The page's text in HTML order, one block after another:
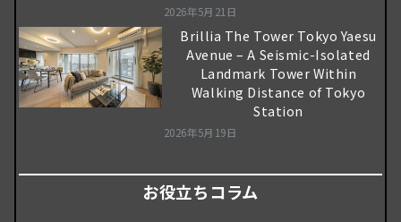
2026年5月21日
Brillia The Tower Tokyo Yaesu
Avenue – A Seismic-Isolated
Landmark Tower Within
Walking Distance of Tokyo
Station
2026年5月19日
お役立ちコラム